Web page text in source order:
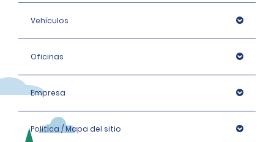
Vehículos
Oficinas
Empresa
Política / Mapa del sitio